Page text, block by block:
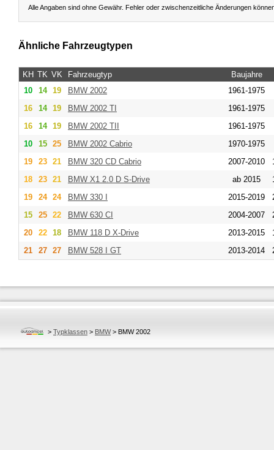
Alle Angaben sind ohne Gewähr. Fehler oder zwischenzeitliche Änderungen
Ähnliche Fahrzeugtypen
KH TK VK Fahrzeugtyp Baujahre
10
14 19 BMW 2002
1961-1975
16
14 19 BMW 2002 TI
1961-1975
16
14 19 BMW 2002 TII
1961-1975
10
15 25 BMW 2002 Cabrio
1970-1975
19
23 21 BMW 320 CD Cabrio 2007-2010
18
23 21 BMW X1 2.0 D S-Drive ab 2015
19
24 24 BMW 330 I 2015-2019
15
25 22 BMW 630 CI 2004-2007
20
22 18 BMW 118 D X-Drive 2013-2015
21
27 27 BMW 528 I GT 2013-2014
> Typklassen > BMW> BMW 2002